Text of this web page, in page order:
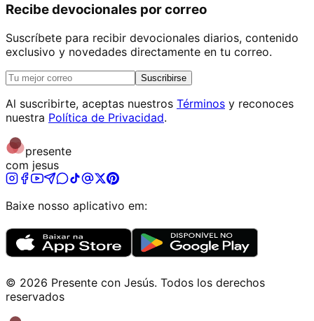
Recibe devocionales por correo
Suscríbete para recibir devocionales diarios, contenido
exclusivo y novedades directamente en tu correo.
Suscribirse
Al suscribirte, aceptas nuestros Términos y reconoces
nuestra Política de Privacidad.
presente
com jesus
Baixe nosso aplicativo em:
© 2026 Presente con Jesús. Todos los derechos
reservados